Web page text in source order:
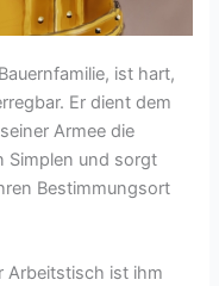
ist hart,
Er dient dem
Armee die
Simplen und sorgt
Bestimmungsort
Arbeitstisch ist ihm